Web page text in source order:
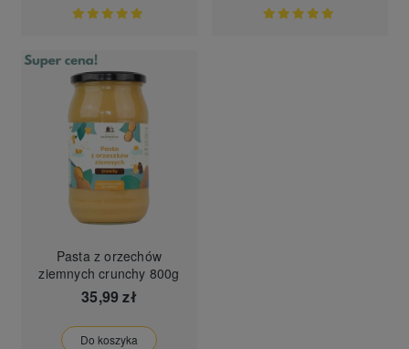
Pasta z orzechów
ziemnych crunchy 800g
35,99 zł
Do koszyka